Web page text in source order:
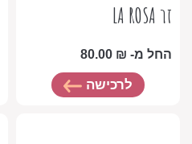
זר LA ROSA
החל מ- 80.00 ₪
לרכישה